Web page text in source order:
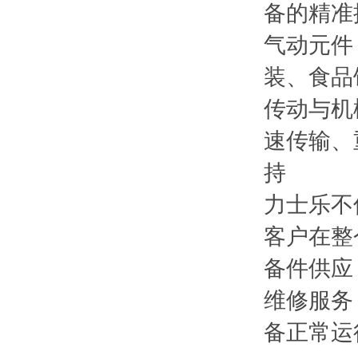
备的精
气动元
装、食
传动与
速传输
持
力士乐
客户在
备件供
维修服
备正常